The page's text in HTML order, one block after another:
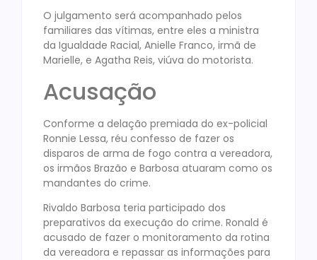
O julgamento será acompanhado pelos
familiares das vítimas, entre eles a ministra
da Igualdade Racial, Anielle Franco, irmã de
Marielle, e Agatha Reis, viúva do motorista.
Acusação
Conforme a delação premiada do ex-policial
Ronnie Lessa, réu confesso de fazer os
disparos de arma de fogo contra a vereadora,
os irmãos Brazão e Barbosa atuaram como os
mandantes do crime.
Rivaldo Barbosa teria participado dos
preparativos da execução do crime. Ronald é
acusado de fazer o monitoramento da rotina
da vereadora e repassar as informações para